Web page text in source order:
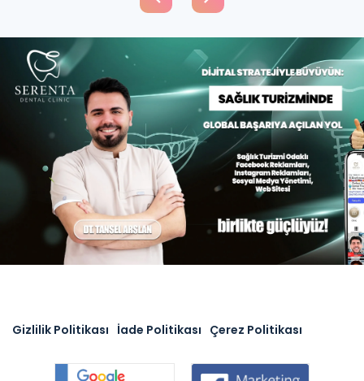
Gizlilik Politikası İade Politikası Çerez Politikası